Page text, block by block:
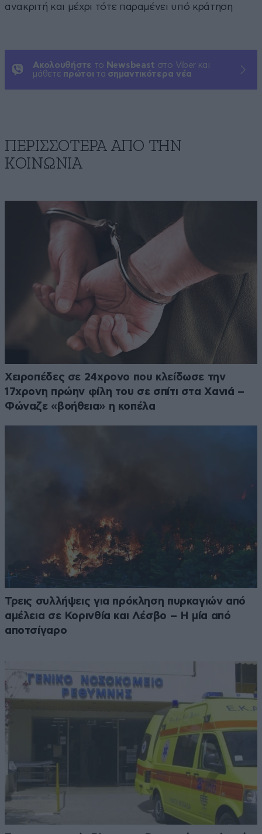
ανακριτή και μέχρι τότε παραμένει υπό κράτηση
Ακολουθήστε το Newsbeast στο Viber και
μάθετε πρώτοι τα σημαντικότερα νέα
ΠΕΡΙΣΣΟΤΕΡΑ ΑΠΟ ΤΗΝ
ΚΟΙΝΩΝΙΑ
Χειροπέδες σε 24χρονο που κλείδωσε την
17χρονη πρώην φίλη του σε σπίτι στα Χανιά –
Φώναζε «βοήθεια» η κοπέλα
Τρεις συλλήψεις για πρόκληση πυρκαγιών από
αμέλεια σε Κορινθία και Λέσβο – Η μία από
αποτσίγαρο